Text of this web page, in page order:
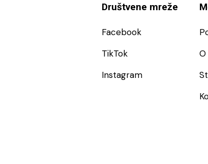
Društvene mreže
Facebook
TikTok
Instagram